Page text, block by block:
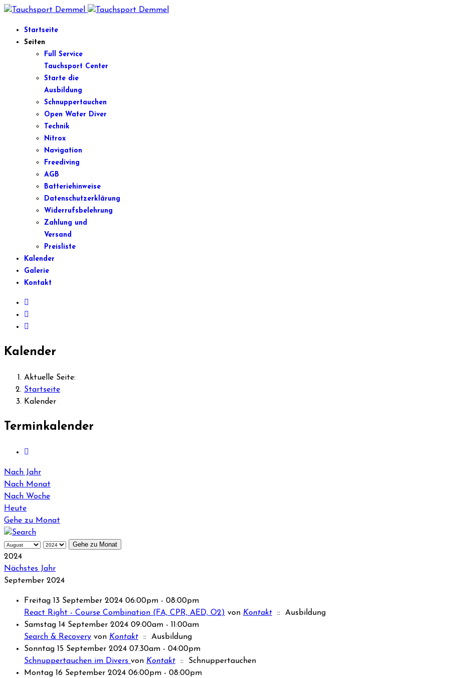
Startseite
Seiten
Full Service
Tauchsport Center
Starte die
Ausbildung
Schnuppertauchen
Open Water Diver
Technik
Nitrox
Navigation
Freediving
AGB
Batteriehinweise
Datenschutzerklärung
Widerrufsbelehrung
Zahlung und
Versand
Preisliste
Kalender
Galerie
Kontakt
Kalender
Aktuelle Seite:
Startseite
Kalender
Terminkalender
Nach Jahr
Nach Monat
Nach Woche
Heute
Gehe zu Monat
Gehe zu Monat
2024
Nächstes Jahr
September 2024
Freitag 13 September 2024 06:00pm - 08:00pm
React Right - Course Combination (FA, CPR, AED, O2) von Kontakt :: Ausbildung
Samstag 14 September 2024 09:00am - 11:00am
Search & Recovery von Kontakt :: Ausbildung
Sonntag 15 September 2024 07:30am - 04:00pm
Schnuppertauchen im Divers von Kontakt :: Schnuppertauchen
Montag 16 September 2024 06:00pm - 08:00pm